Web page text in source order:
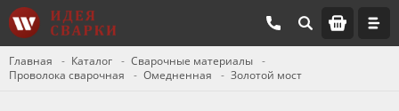
Главная Каталог
Сварочные материалы
Проволока сварочная
Омедненная Золотой мост